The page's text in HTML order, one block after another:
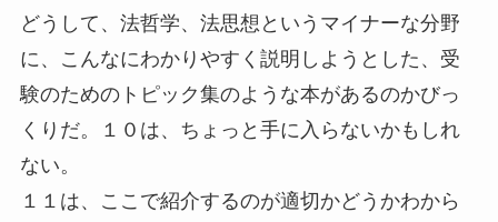
どうして、法哲学、法思想というマイナーな分野
に、こんなにわかりやすく説明しようとした、受
験のためのトピック集のような本があるのかびっ
くりだ。１０は、ちょっと手に入らないかもしれ
ない。
１１は、ここで紹介するのが適切かどうかわから